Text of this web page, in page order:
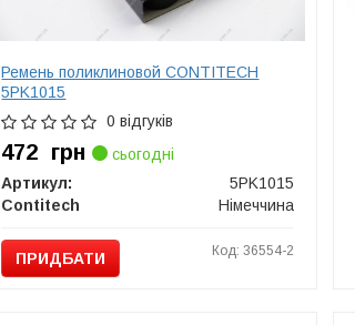
Ремень поликлиновой CONTITECH
5PK1015
0 відгуків
472 грн
сьогодні
Артикул:
5PK1015
Contitech
Німеччина
ПРИДБАТИ Код: 36554-2